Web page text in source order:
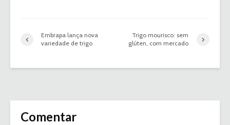
Embrapa lança nova
variedade de trigo
Trigo mourisco: sem
glúten, com mercado
Comentar